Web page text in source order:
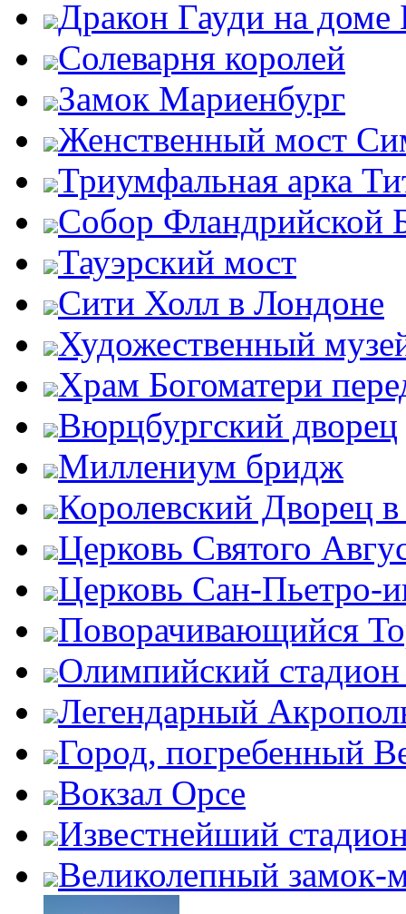
Дракон Гауди на доме
Солеварня королей
Замок Мариенбург
Женственный мост
Триумфальная арка
Собор Фландрийской
Тауэрский мост
Сити Холл в Лондоне
Художественный
Храм Богоматери
Вюрцбургский дворец
Миллениум бридж
Королевский Дворец
Церковь Святого
Церковь Сан-Пьетро-
Поворачивающийся
Олимпийский
Легендарный
Город, погребенный
Вокзал Орсе
Известнейший
Великолепный